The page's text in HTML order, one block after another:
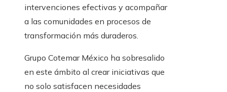
intervenciones efectivas y acompañar
a las comunidades en procesos de
transformación más duraderos.
Grupo Cotemar México ha sobresalido
en este ámbito al crear iniciativas que
no solo satisfacen necesidades